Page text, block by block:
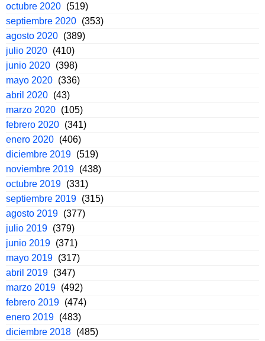
octubre 2020 (519)
septiembre 2020 (353)
agosto 2020 (389)
julio 2020 (410)
junio 2020 (398)
mayo 2020 (336)
abril 2020 (43)
marzo 2020 (105)
febrero 2020 (341)
enero 2020 (406)
diciembre 2019 (519)
noviembre 2019 (438)
octubre 2019 (331)
septiembre 2019 (315)
agosto 2019 (377)
julio 2019 (379)
junio 2019 (371)
mayo 2019 (317)
abril 2019 (347)
marzo 2019 (492)
febrero 2019 (474)
enero 2019 (483)
diciembre 2018 (485)